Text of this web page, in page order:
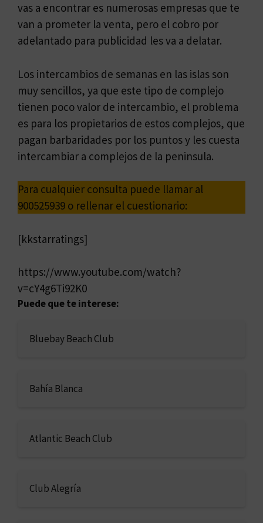
vas a encontrar es numerosas empresas que te
van a prometer la venta, pero el cobro por
adelantado para publicidad les va a delatar.
Los intercambios de semanas en las islas son
muy sencillos, ya que este tipo de complejo
tienen poco valor de intercambio, el problema
es para los propietarios de estos complejos, que
pagan barbaridades por los puntos y les cuesta
intercambiar a complejos de la peninsula.
Para cualquier consulta puede llamar al
900525939 o rellenar el cuestionario:
[kkstarratings]
https://www.youtube.com/watch?
v=cY4g6Ti92K0
Puede que te interese:
Bluebay Beach Club
Bahía Blanca
Atlantic Beach Club
Club Alegría